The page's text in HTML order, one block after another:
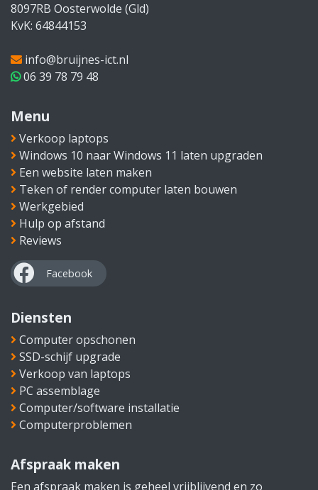
8097RB Oosterwolde (Gld)
KvK: 64844153
info@bruijnes-ict.nl
06 39 78 79 48
Menu
Verkoop laptops
Windows 10 naar Windows 11 laten upgraden
Een website laten maken
Teken of render computer laten bouwen
Werkgebied
Hulp op afstand
Reviews
Diensten
Computer opschonen
SSD-schijf upgrade
Verkoop van laptops
PC assemblage
Computer/software installatie
Computerproblemen
Afspraak maken
Een afspraak maken is geheel vrijblijvend en zo